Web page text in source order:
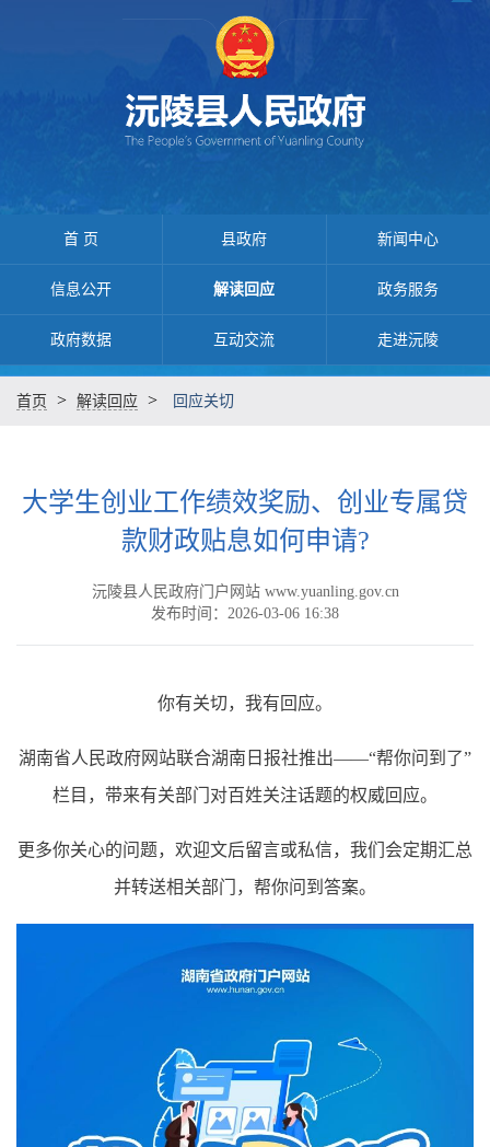
首 页 县政府 新闻中心
信息公开 解读回应 政务服务
政府数据 互动交流 走进沅陵
首页 > 解读回应 > 回应关切
大学生创业工作绩效奖励、创业专属贷
款财政贴息如何申请?
沅陵县人民政府门户网站 www.yuanling.gov.cn
发布时间：2026-03-06 16:38
你有关切，我有回应。
湖南省人民政府网站联合湖南日报社推出——“帮你问到了”
栏目，带来有关部门对百姓关注话题的权威回应。
更多你关心的问题，欢迎文后留言或私信，我们会定期汇总
并转送相关部门，帮你问到答案。